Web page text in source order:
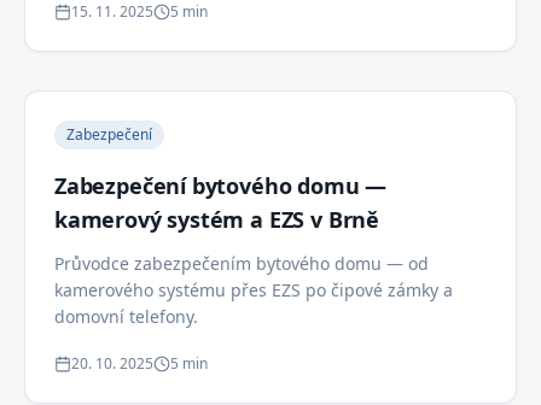
15. 11. 2025 5 min
Zabezpečení
Zabezpečení bytového domu —
kamerový systém a EZS v Brně
Průvodce zabezpečením bytového domu — od
kamerového systému přes EZS po čipové zámky a
domovní telefony.
20. 10. 2025 5 min